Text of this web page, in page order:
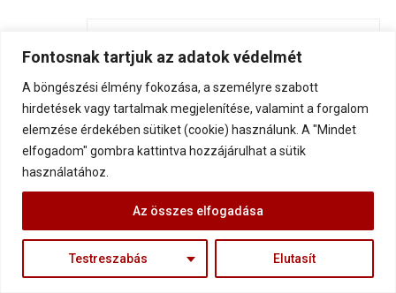
Fontosnak tartjuk az adatok védelmét
A böngészési élmény fokozása, a személyre szabott
hirdetések vagy tartalmak megjelenítése, valamint a forgalom
elemzése érdekében sütiket (cookie) használunk. A "Mindet
elfogadom" gombra kattintva hozzájárulhat a sütik
használatához.
Testreszabás Elutasít
Az összes elfogadása
Antal Sára 10 év ago
Drága Gábor! Köszönöm, hogy újra
és újra felnyitod a szememet!
Hogy elgondolkoztatsz! Hogy utat
Köszönöm!